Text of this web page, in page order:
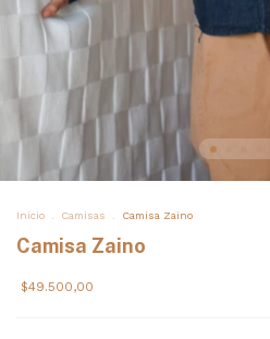
Inicio . Camisas . Camisa Zaino
Camisa Zaino
$49.500,00